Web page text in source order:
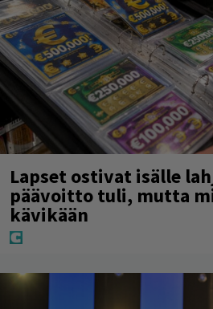
Lapset ostivat isälle
päävoitto tuli, mutta
kävikään